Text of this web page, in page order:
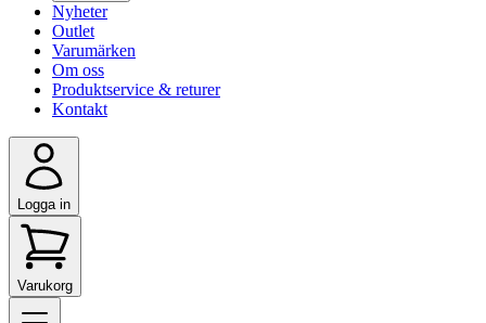
Nyheter
Outlet
Varumärken
Om oss
Produktservice & returer
Kontakt
Logga in
Varukorg